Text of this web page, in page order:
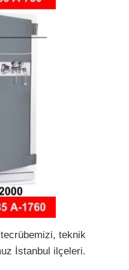
teknik
İstanbul ilçeleri.